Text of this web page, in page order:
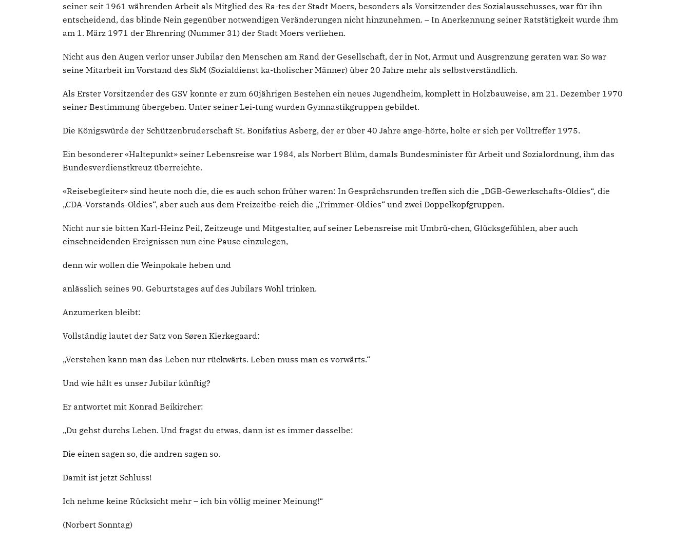
seiner seit 1961 währenden Arbeit als Mitglied des Ra-tes der Stadt Moers, besonders als Vorsitzender des Sozialausschusses, war für ihn
entscheidend, das blinde Nein gegenüber notwendigen Veränderungen nicht hinzunehmen. – In Anerkennung seiner Ratstätigkeit wurde ihm
am 1. März 1971 der Ehrenring (Nummer 31) der Stadt Moers verliehen.
Nicht aus den Augen verlor unser Jubilar den Menschen am Rand der Gesellschaft, der in Not, Armut und Ausgrenzung geraten war. So war
seine Mitarbeit im Vorstand des SkM (Sozialdienst ka-tholischer Männer) über 20 Jahre mehr als selbstverständlich.
Als Erster Vorsitzender des GSV konnte er zum 60jährigen Bestehen ein neues Jugendheim, komplett in Holzbauweise, am 21. Dezember 1970
seiner Bestimmung übergeben. Unter seiner Lei-tung wurden Gymnastikgruppen gebildet.
Die Königswürde der Schützenbruderschaft St. Bonifatius Asberg, der er über 40 Jahre ange-hörte, holte er sich per Volltreffer 1975.
Ein besonderer «Haltepunkt» seiner Lebensreise war 1984, als Norbert Blüm, damals Bundesminister für Arbeit und Sozialordnung, ihm das
Bundesverdienstkreuz überreichte.
«Reisebegleiter» sind heute noch die, die es auch schon früher waren: In Gesprächsrunden treffen sich die „DGB-Gewerkschafts-Oldies“, die
„CDA-Vorstands-Oldies“, aber auch aus dem Freizeitbe-reich die „Trimmer-Oldies“ und zwei Doppelkopfgruppen.
Nicht nur sie bitten Karl-Heinz Peil, Zeitzeuge und Mitgestalter, auf seiner Lebensreise mit Umbrü-chen, Glücksgefühlen, aber auch
einschneidenden Ereignissen nun eine Pause einzulegen,
denn wir wollen die Weinpokale heben und
anlässlich seines 90. Geburtstages auf des Jubilars Wohl trinken.
Anzumerken bleibt:
Vollständig lautet der Satz von Søren Kierkegaard:
„Verstehen kann man das Leben nur rückwärts. Leben muss man es vorwärts.“
Und wie hält es unser Jubilar künftig?
Er antwortet mit Konrad Beikircher:
„Du gehst durchs Leben. Und fragst du etwas, dann ist es immer dasselbe:
Die einen sagen so, die andren sagen so.
Damit ist jetzt Schluss!
Ich nehme keine Rücksicht mehr – ich bin völlig meiner Meinung!“
(Norbert Sonntag)